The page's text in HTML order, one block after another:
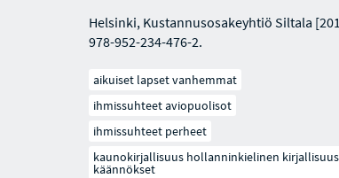
Helsinki, Kustannusosakeyhtiö Siltala
978-952-234-476-2.
aikuiset lapset vanhemmat
ihmissuhteet aviopuolisot
ihmissuhteet perheet
kaunokirjallisuus hollanninkielinen kirjallisuus
käännökset